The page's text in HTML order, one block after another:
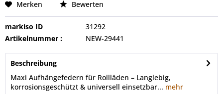
Merken Bewerten
markiso ID
31292
Artikelnummer :
NEW-29441
Beschreibung
Maxi Aufhängefedern für Rollläden – Langlebig,
korrosionsgeschützt & universell einsetzbar... mehr